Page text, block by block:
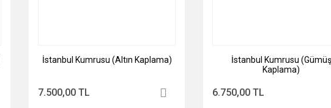
İstanbul Kumrusu (Altın Kaplama)
7.500,00 TL
İstanbul Kumrusu (Gümüş
Kaplama)
6.750,00 TL